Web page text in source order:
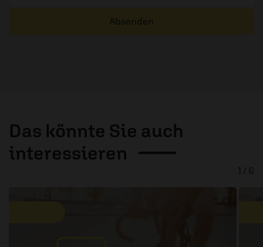
Absenden
Das könnte Sie auch
interessieren
1 / 6